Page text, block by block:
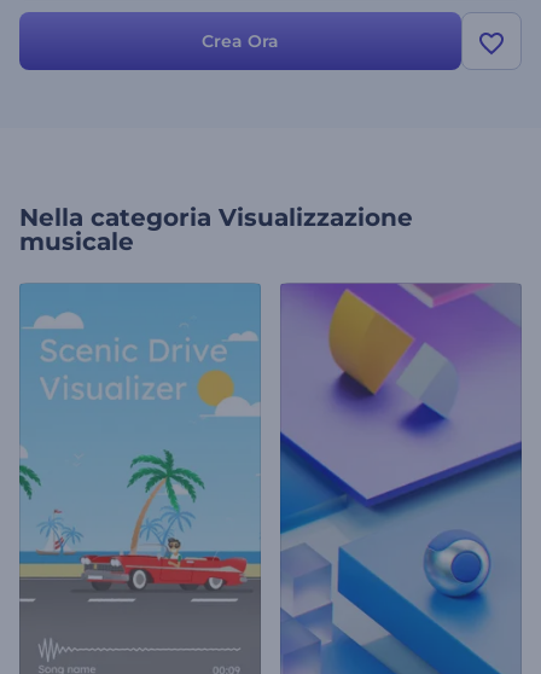
Crea Ora
Nella categoria Visualizzazione
musicale